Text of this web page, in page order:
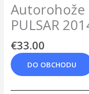
Autorohože
PULSAR
€33.00
DO OBCHODU